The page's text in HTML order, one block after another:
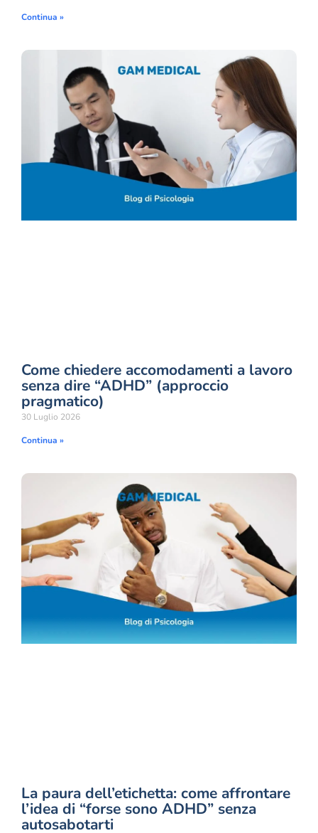
Continua »
Come chiedere accomodamenti a lavoro
senza dire “ADHD” (approccio
pragmatico)
30 Luglio 2026
Continua »
La paura dell’etichetta: come affrontare
l’idea di “forse sono ADHD” senza
autosabotarti